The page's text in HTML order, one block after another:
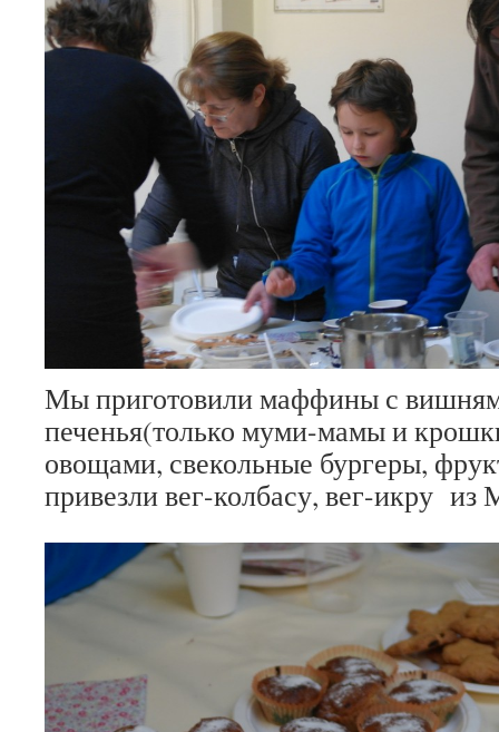
Мы приготовили маффины с
печенья(только муми-мамы и
овощами, свекольные бургеры,
привезли вег-колбасу, вег-икру из